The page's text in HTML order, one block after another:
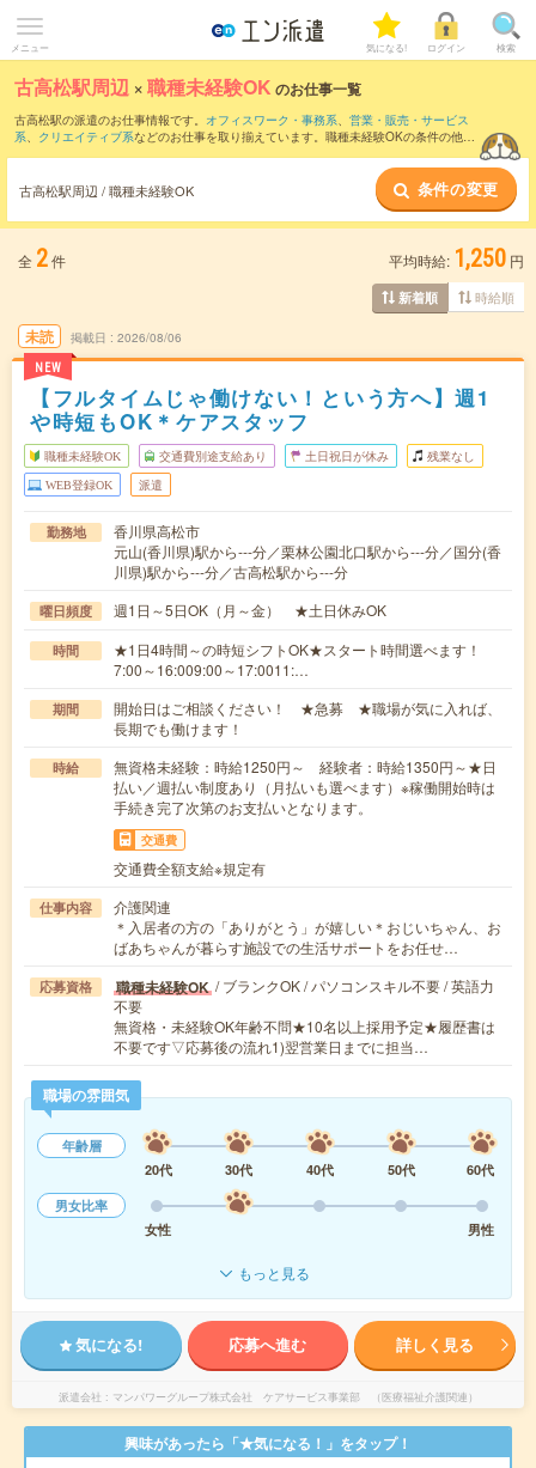
メニュー 気になる! ログイン 検索
古高松駅周辺 ×職種未経験OK のお仕事一覧
古高松駅の派遣のお仕事情報です。 オフィスワーク・事務系、 営業・販売・サービス
系、 クリエイティブ系などのお仕事を取り揃えています。職種未経験OKの条件の他
古高松駅周辺 / 職種未経験OK 条件の変更
全 2件 平均時給: 1,250 円
新着順 時給順
未読
NEW
掲載日 2026/08/06
【フルタイムじゃ働けない！という方へ】週1
や時短もOK＊ケアスタッフ
職種未経験OK 交通費別途支給あり 土日祝日が休み 残業なし
WEB登録OK 派遣
勤務地
香川県高松市
元山(香川県)駅から---分／栗林公園北口駅から---分／国分(香
川県)駅から---分／古高松駅から---分
曜日頻度 週1日～5日OK（月～金） ★土日休みOK
時間
★1日4時間～の時短シフトOK★スタート時間選べます！
7:00～16:009:00～17:0011:…
期間
開始日はご相談ください！ ★急募 ★職場が気に入れば、
長期でも働けます！
時給
無資格未経験：時給1250円～ 経験者：時給1350円～★日
払い／週払い制度あり（月払いも選べます）※稼働開始時は
手続き完了次第のお支払いとなります。
交通費
交通費全額支給※規定有
仕事内容
介護関連
＊入居者の方の「ありがとう」が嬉しい＊おじいちゃん、お
ばあちゃんが暮らす施設での生活サポートをお任せ…
応募資格 職種未経験OK / ブランクOK / パソコンスキル不要 / 英語力
不要
無資格・未経験OK年齢不問★10名以上採用予定★履歴書は
不要です▽応募後の流れ1)翌営業日までに担当…
職場の雰囲気
年齢層
20代
30代 40代 50代
60代
男女比率
女性
男性
もっと見る
気になる! 応募へ進む 詳しく見る
派遣会社 マンパワーグループ株式会社 ケアサービス事業部 （医療福祉介護関連）
興味があったら「★気になる！」をタップ！